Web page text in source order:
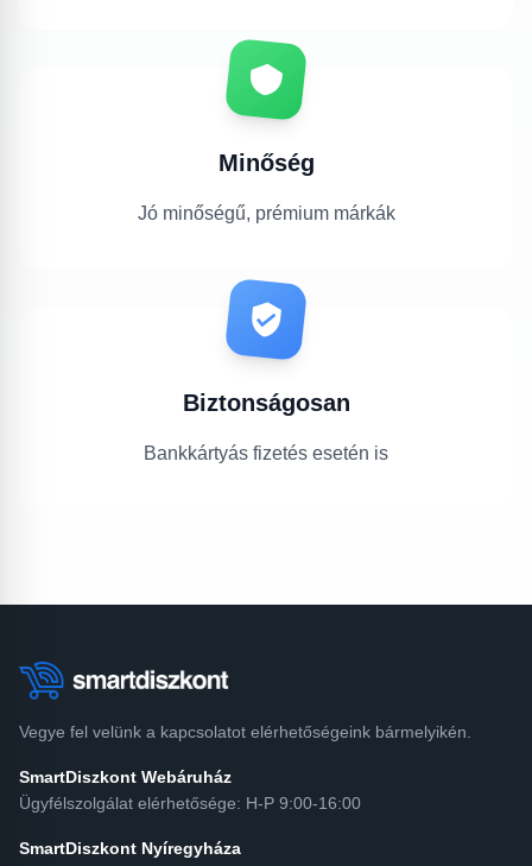
Minőség
Jó minőségű, prémium márkák
Biztonságosan
Bankkártyás fizetés esetén is
Vegye fel velünk a kapcsolatot elérhetőségeink bármelyikén.
SmartDiszkont Webáruház
Ügyfélszolgálat elérhetősége: H-P 9:00-16:00
SmartDiszkont Nyíregyháza